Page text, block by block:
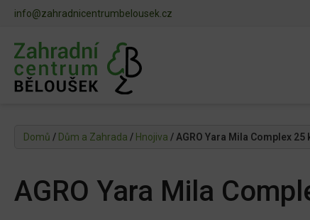
info@zahradnicentrumbelousek.cz
Domů / Dům a Zahrada / Hnojiva / AGRO Yara Mila Complex 25
AGRO Yara Mila